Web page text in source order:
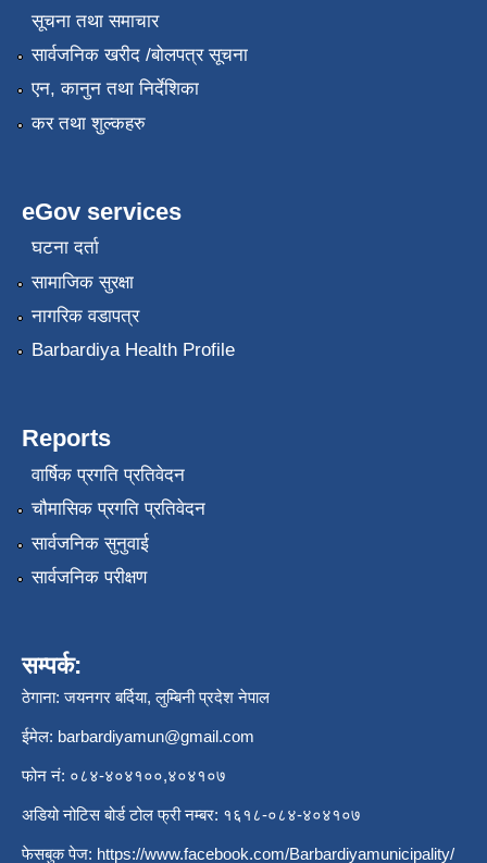
सूचना तथा समाचार
सार्वजनिक खरीद /बोलपत्र सूचना
एन, कानुन तथा निर्देशिका
कर तथा शुल्कहरु
eGov services
घटना दर्ता
सामाजिक सुरक्षा
नागरिक वडापत्र
Barbardiya Health Profile
Reports
वार्षिक प्रगति प्रतिवेदन
चौमासिक प्रगति प्रतिवेदन
सार्वजनिक सुनुवाई
सार्वजनिक परीक्षण
सम्पर्क:
ठेगाना: जयनगर बर्दिया, लुम्बिनी प्रदेश नेपाल
ईमेल: barbardiyamun@gmail.com
फोन नं: ०८४-४०४१००,४०४१०७
अडियो नोटिस बोर्ड टोल फ्री नम्बर: १६१८-०८४-४०४१०७
फेसबुक पेज: https://www.facebook.com/Barbardiyamunicipality/